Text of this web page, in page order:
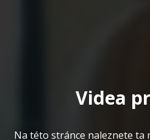
Videa
Na této stránce naleznete ta